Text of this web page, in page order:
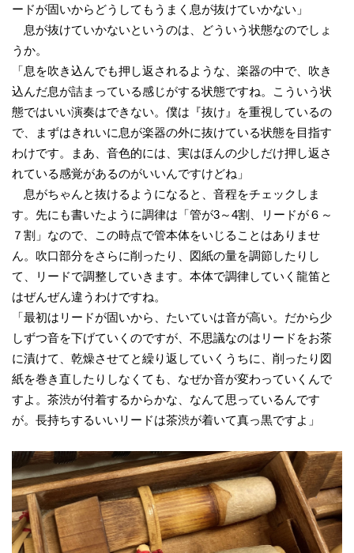
ードが固いからどうしてもうまく息が抜けていかない」
息が抜けていかないというのは、どういう状態なのでしょ
うか。
「息を吹き込んでも押し返されるような、楽器の中で、吹き
込んだ息が詰まっている感じがする状態ですね。こういう状
態ではいい演奏はできない。僕は『抜け』を重視しているの
で、まずはきれいに息が楽器の外に抜けている状態を目指す
わけです。まあ、音色的には、実はほんの少しだけ押し返さ
れている感覚があるのがいいんですけどね」
息がちゃんと抜けるようになると、音程をチェックしま
す。先にも書いたように調律は「管が3～4割、リードが６～
７割」なので、この時点で管本体をいじることはありませ
ん。吹口部分をさらに削ったり、図紙の量を調節したりし
て、リードで調整していきます。本体で調律していく龍笛と
はぜんぜん違うわけですね。
「最初はリードが固いから、たいていは音が高い。だから少
しずつ音を下げていくのですが、不思議なのはリードをお茶
に漬けて、乾燥させてと繰り返していくうちに、削ったり図
紙を巻き直したりしなくても、なぜか音が変わっていくんで
すよ。茶渋が付着するからかな、なんて思っているんです
が。長持ちするいいリードは茶渋が着いて真っ黒ですよ」